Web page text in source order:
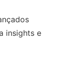
insights e